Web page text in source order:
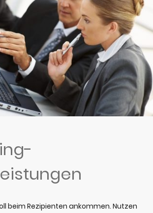
beim Rezipienten ankommen. Nutzen